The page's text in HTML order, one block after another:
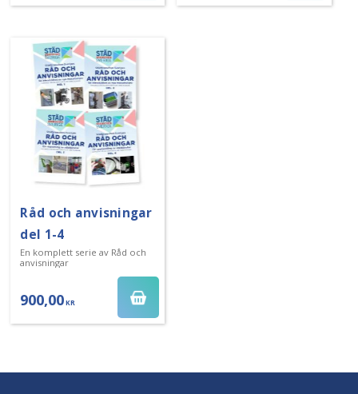
Råd och anvisningar
del 1-4
En komplett serie av Råd och
anvisningar
900,00KR